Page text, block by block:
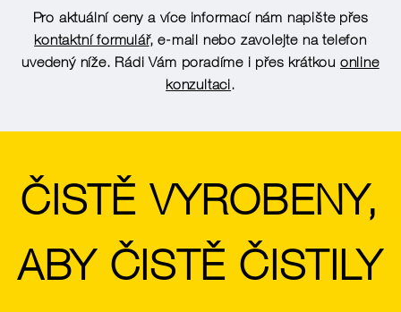
Pro aktuální ceny a více informací nám napište přes
kontaktní formulář, e-mail nebo zavolejte na telefon
uvedený níže. Rádi Vám poradíme i přes krátkou online
konzultaci.
ČISTĚ VYROBENY,
ABY ČISTĚ ČISTILY